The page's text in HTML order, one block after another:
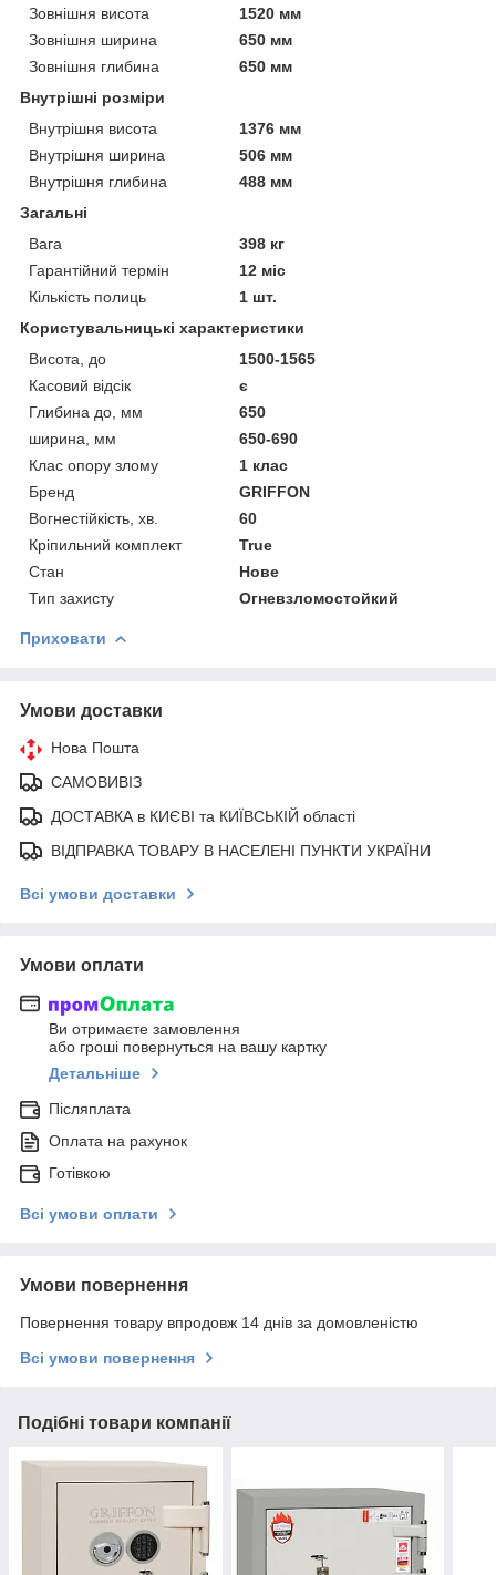
Зовнішня висота
1520 мм
Зовнішня ширина
650 мм
Зовнішня глибина
650 мм
Внутрішні розміри
Внутрішня висота
1376 мм
Внутрішня ширина
506 мм
Внутрішня глибина
488 мм
Загальні
Вага
398 кг
Гарантійний термін
12 міс
Кількість полиць
1 шт.
Користувальницькі характеристики
Висота, до
1500-1565
Касовий відсік
є
Глибина до, мм
650
ширина, мм
650-690
Клас опору злому
1 клас
Бренд
GRIFFON
Вогнестійкість, хв.
60
Кріпильний комплект
True
Стан
Нове
Тип захисту
Огневзломостойкий
Приховати
Умови доставки
Нова Пошта
САМОВИВІЗ
ДОСТАВКА в КИЄВІ та КИЇВСЬКІЙ області
ВІДПРАВКА ТОВАРУ В НАСЕЛЕНІ ПУНКТИ УКРАЇНИ
Всі умови доставки
Умови оплати
Ви отримаєте замовлення
або гроші повернуться на вашу картку
Детальніше
Післяплата
Оплата на рахунок
Готівкою
Всі умови оплати
Умови повернення
Повернення товару впродовж 14 днів за домовленістю
Всі умови повернення
Подібні товари компанії